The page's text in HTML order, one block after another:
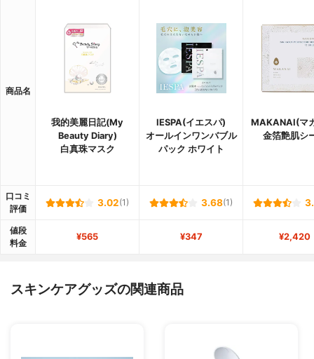
商品名
我的美麗日記(My
Beauty Diary)
白真珠マスク
IESPA(イエスパ)
オールインワンバブル
パック ホワイト
MAKANAI(マ
金箔艶肌シ
口コミ
評価
3.02(1) 3.68(1)
値段
料金
¥565 ¥347 ¥2,420
スキンケアグッズの関連商品